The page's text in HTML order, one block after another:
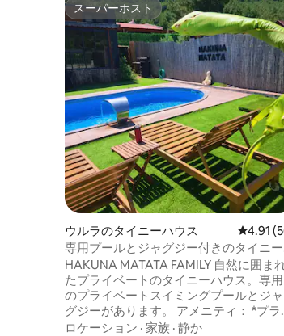
スーパーホスト
スーパーホスト
ウルラのタイニーハウス レビュ
4.91
専用プールとジャグジー付きのタイニー
ハウス、ウルラ、チェシュメ
HAKUNA MATATA FAMILY 自然に囲ま
たプライベートのタイニーハウス。専用
のプライベートスイミングプールとジャ
グジーがあります。 アメニティ： *プライ
ベート温水プール＆日光浴エリア🏊‍♀️ *ベ
ロケーション · 家族 · 静か